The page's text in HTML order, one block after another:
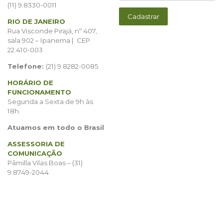
(11) 9.8330-0011
RIO DE JANEIRO
Rua Visconde Pirajá, nº 407,
sala 902 – Ipanema | CEP
22.410-003
Telefone: (21) 9.8282-0085
HORÁRIO DE
FUNCIONAMENTO
Segunda a Sexta de 9h às
18h.
Atuamos em todo o Brasil
ASSESSORIA DE
COMUNICAÇÃO
Pâmilla Vilas Boas – (31)
9.8749-2044